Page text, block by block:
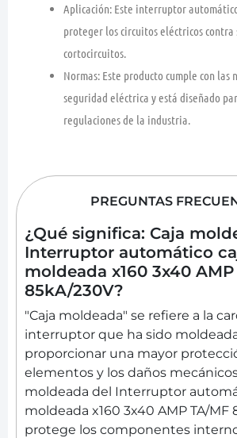
Aplicación: Este interruptor
proteger los circuitos eléctricos contra
cortocircuitos.
Normas: Este producto cumple con las
seguridad eléctrica y está diseñado
regulaciones de la industria.
PREGUNTAS
¿Qué significa: Caja
Interruptor automático
moldeada x160 3x40
85kA/230V?
"Caja moldeada" se refiere a la
interruptor que ha sido
proporcionar una mayor
elementos y los daños
moldeada del Interruptor
moldeada x160 3x40 AMP TA/MF
protege los componentes